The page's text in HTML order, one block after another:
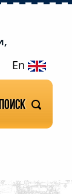
En